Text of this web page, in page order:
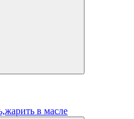
в масле